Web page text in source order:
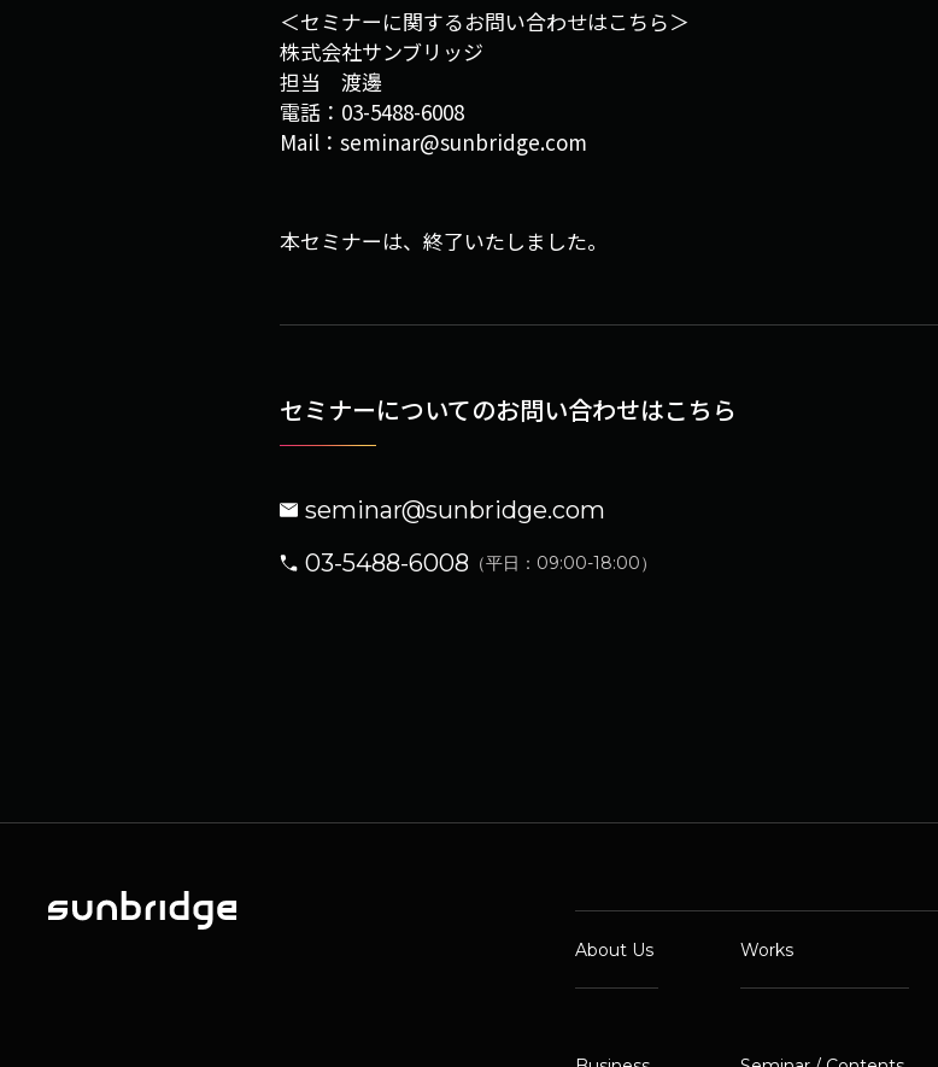
＜セミナーに関するお問い合わせはこちら＞
株式会社サンブリッジ
担当 渡邊
電話：03-5488-6008
Mail：seminar@sunbridge.com
本セミナーは、終了いたしました。
セミナーについてのお問い合わせはこちら
seminar@sunbridge.com
03-5488-6008 （平日：09:00-18:00）
About Us Works